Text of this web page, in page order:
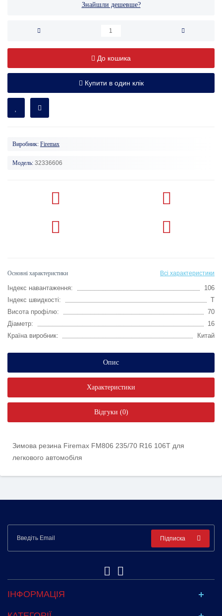
Знайшли дешевше?
До кошика
Купити в один клік
Виробник: Firemax
Модель: 32336606
Основні характеристики Всі характеристики
Індекс навантаження:
106
Індекс швидкості:
T
Висота профілю:
70
Діаметр:
16
Країна виробник:
Китай
Опис
Характеристики
Відгуки (0)
Зимова резина Firemax FM806 235/70 R16 106T для
легкового автомобіля
Підписка
ІНФОРМАЦІЯ